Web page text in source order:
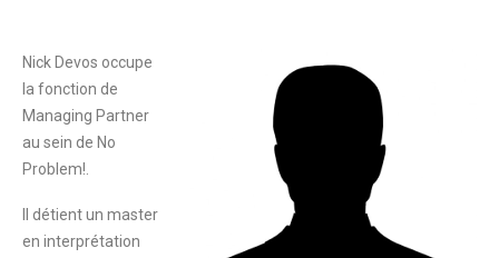
Nick Devos occupe
la fonction de
Managing Partner
au sein de No
Problem!.
Il détient un master
en interprétation